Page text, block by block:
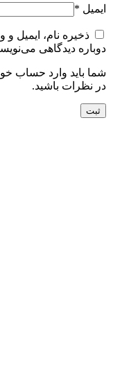
ایمیل *
ذخیره نام، ایمیل
دوباره دیدگاهی
شما باید وارد حساب
در نظرات باشید.